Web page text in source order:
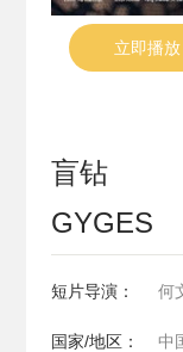
立即播放
盲钻
GYGES
短片导演： 何
国家/地区： 中